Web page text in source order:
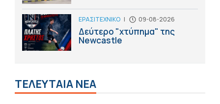
ΕΡΑΣΙΤΕΧΝΙΚΟ | 09-08-2026
Δεύτερο "χτύπημα" της
Newcastle
ΤΕΛΕΥΤΑΙΑ ΝΕΑ